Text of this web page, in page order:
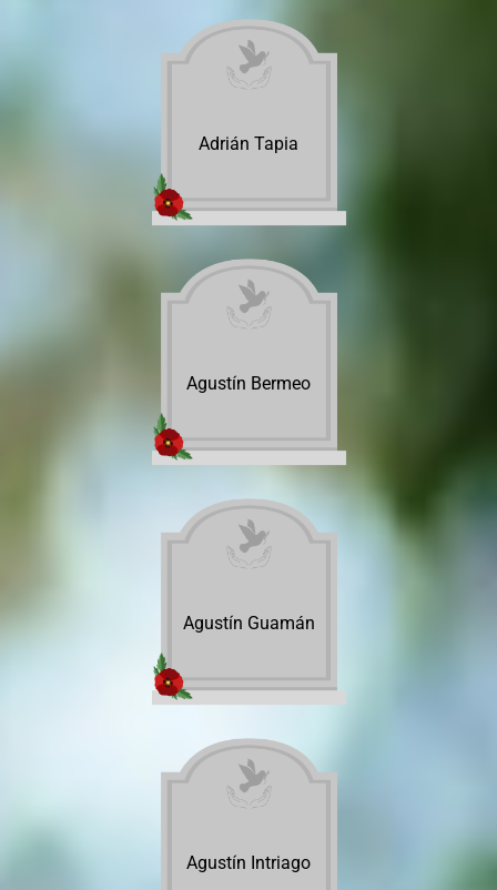
Adrián Tapia
Agustín Bermeo
Agustín Guamán
Agustín Intriago